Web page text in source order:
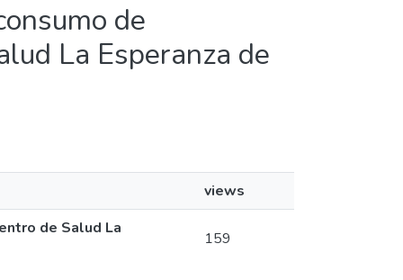
de
La Esperanza de
views
de Salud La
159